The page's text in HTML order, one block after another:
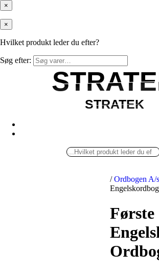
×
×
Hvilket produkt leder du efter?
Søg efter:
STRATEK
STRATEK
/ Ordbogen A/s
Første